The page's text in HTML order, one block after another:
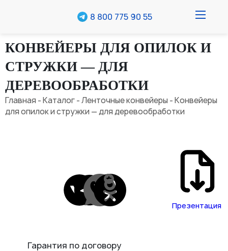
8 800 775 90 55
8 800 775 90 55
О компании
Каталог
Кейсы
Реализованные проекты
Рассчитать стоимость
КОНВЕЙЕРЫ ДЛЯ ОПИЛОК И
СТРУЖКИ — ДЛЯ
ДЕРЕВООБРАБОТКИ
Главная -Каталог-Ленточные конвейеры - Конвейеры
для опилок и стружки — для деревообработки
Презентация
Гарантия по договору